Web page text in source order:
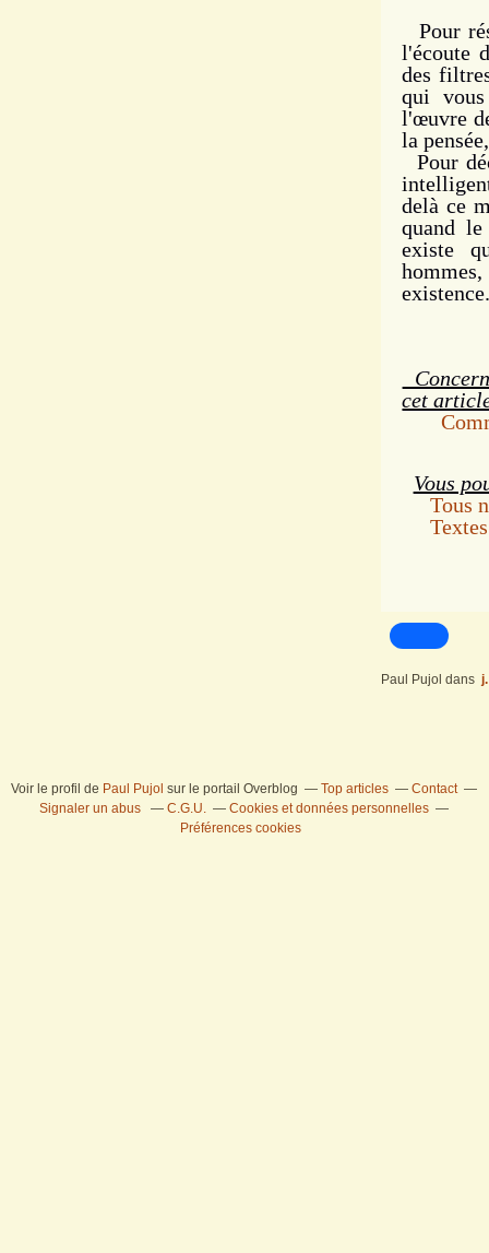
Pour
l'écoute
des
qui
l'œuvre
la
Pour
delà ce
quand
existe
cet
Vous
Tous
Paul Pujol dans
Voir le profil de Paul Pujol sur le portail Overblog Top articles
Contact
Signaler un abus
C.G.U.
Cookies et données personnelles
Préférences cookies